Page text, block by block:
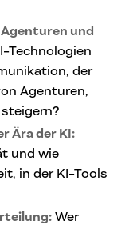
und
Technologien
der
Agenturen,
Ära der KI:
und wie
in der KI-Tools
Wer